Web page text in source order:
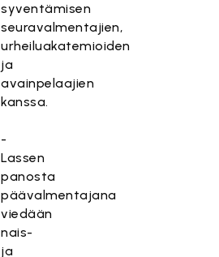
syventämisen
seuravalmentajien,
urheiluakatemioiden
ja
avainpelaajien
kanssa.
-
Lassen
panosta
päävalmentajana
viedään
nais-
ja